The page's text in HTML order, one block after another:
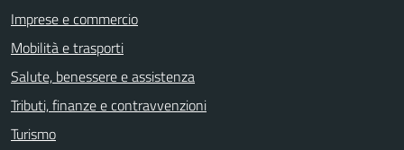
Imprese e commercio
Mobilità e trasporti
Salute, benessere e assistenza
Tributi, finanze e contravvenzioni
Turismo